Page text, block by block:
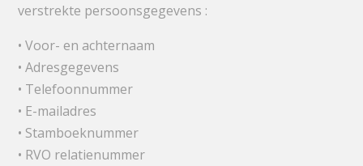
verstrekte persoonsgegevens :
• Voor- en achternaam
• Adresgegevens
• Telefoonnummer
• E-mailadres
• Stamboeknummer
• RVO relatienummer